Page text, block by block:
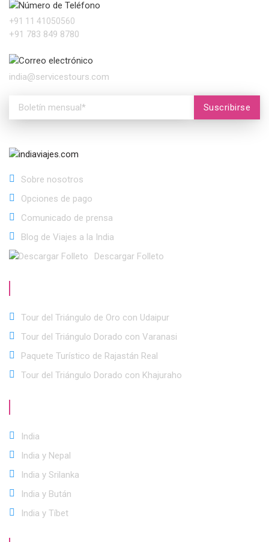
+91 11 41050560
+91 783 849 8780
india@servicestours.com
Suscribirse
Sobre nosotros
Opciones de pago
Comunicado de prensa
Blog de Viajes a la India
Descargar Folleto
Tour del Triángulo de Oro con Udaipur
Tour del Triángulo Dorado con Varanasi
Paquete Turístico de Rajastán Real
Tour del Triángulo Dorado con Khajuraho
India
India y Nepal
India y Srilanka
India y Bután
India y Tíbet